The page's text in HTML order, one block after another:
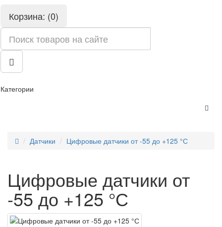
Корзина: (0)
Категории
Датчики Цифровые датчики от -55 до +125 °С
Цифровые датчики от
-55 до +125 °С